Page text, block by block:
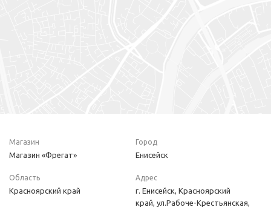
Магазин
Магазин «Фрегат»
Город
Енисейск
Область
Красноярский край
Адрес
г. Енисейск, Красноярский
край, ул.Рабоче-Крестьянская,